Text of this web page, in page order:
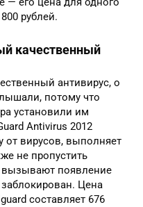
рублей.
качественный
антивирус, о
потому что
установили им
Antivirus 2012
от вирусов, выполняет
не пропустить
вызывают появление
Цена
составляет 676